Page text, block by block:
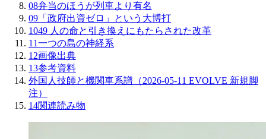
08弁当のほうが列車より有名
09 「政府出資ゼロ」という大博打
1049 人の命と引き換えにもたらされた改革
11一つの島の神経系
12画像出典
13参考資料
外国人技師と機関車系譜（2026-05-11 EVOLVE 新規脚
注）
14関連読み物